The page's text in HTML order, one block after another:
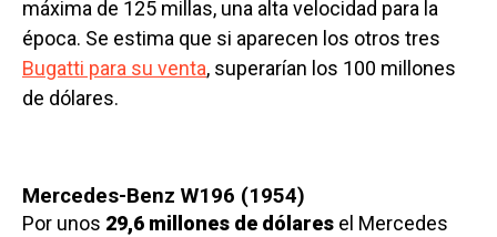
máxima de 125 millas, una alta velocidad para la
época. Se estima que si aparecen los otros tres
Bugatti para su venta, superarían los 100 millones
de dólares.
Mercedes-Benz W196 (1954)
Por unos 29,6 millones de dólares el Mercedes